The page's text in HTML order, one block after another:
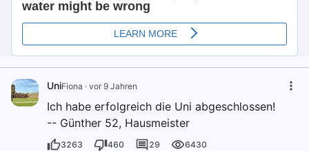
UniFiona · vor 9 Jahren
Ich habe erfolgreich die Uni abgeschlossen!
-- Günther 52, Hausmeister
3263 460 29 6430